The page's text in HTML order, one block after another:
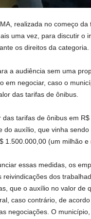
realizada no começo da
uma vez, para discutir o
os direitos da categoria.
a audiência sem uma
em negociar, caso o
das tarifas de ônibus.
tarifas de ônibus em
auxílio, que vinha
(um milhão e
essas medidas, os
dos
que o auxílio no valor de
caso contrário, de
negociações. O